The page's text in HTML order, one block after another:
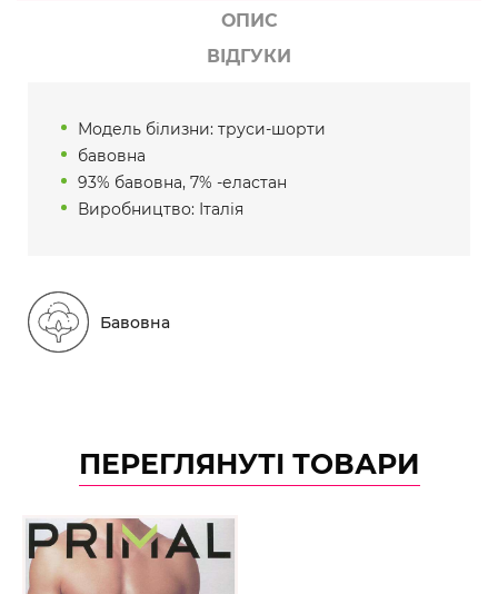
ОПИС
ВІДГУКИ
Модель білизни: труси-шорти
бавовна
93% бавовна, 7% -еластан
Виробництво: Італія
Бавовна
ПЕРЕГЛЯНУТІ ТОВАРИ